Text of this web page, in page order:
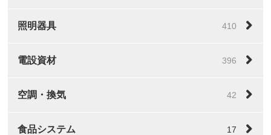
照明器具 410
電設資材 396
空調・換気 42
食品システム 17